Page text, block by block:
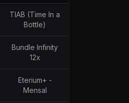
TIAB (Time In a
Bottle)
Bundle Infinity
12x
Eterium+ -
Mensal